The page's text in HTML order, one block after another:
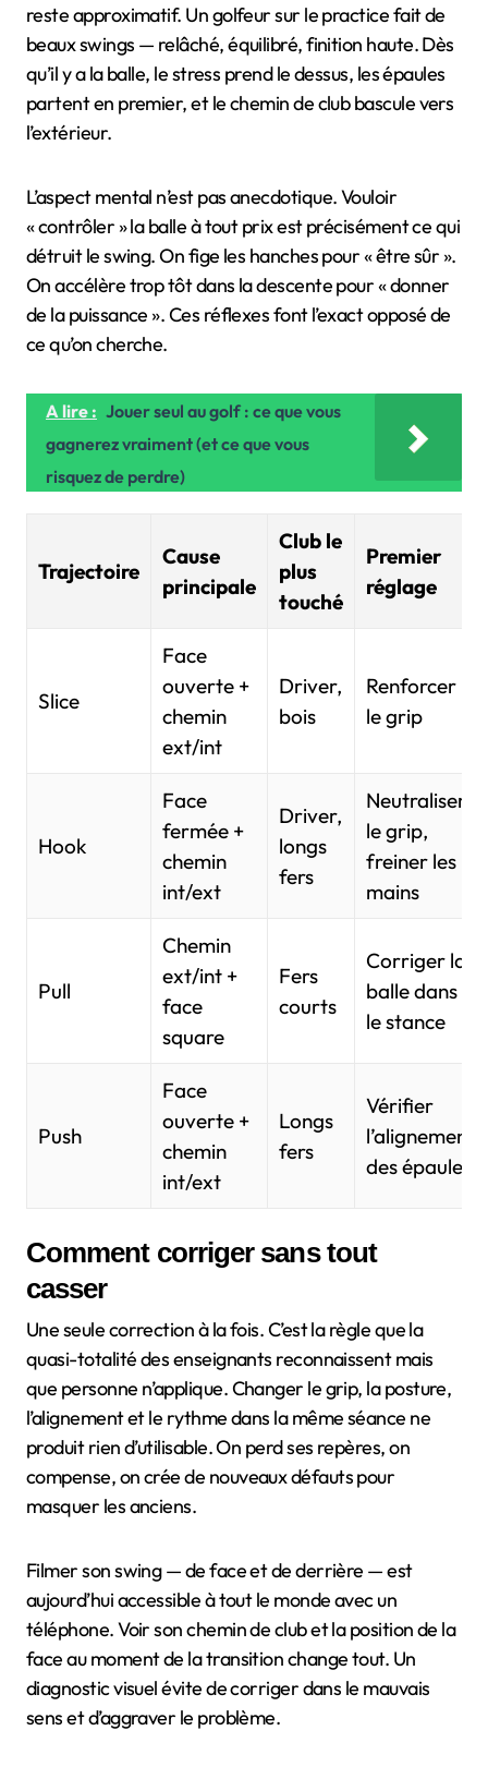
reste approximatif. Un golfeur sur le practice fait de
beaux swings — relâché, équilibré, finition haute. Dès
qu’il y a la balle, le stress prend le dessus, les épaules
partent en premier, et le chemin de club bascule vers
l’extérieur.
L’aspect mental n’est pas anecdotique. Vouloir
« contrôler » la balle à tout prix est précisément ce qui
détruit le swing. On fige les hanches pour « être sûr ».
On accélère trop tôt dans la descente pour « donner
de la puissance ». Ces réflexes font l’exact opposé de
ce qu’on cherche.
A lire : Jouer seul au golf : ce que vous
gagnerez vraiment (et ce que vous
risquez de perdre)
Trajectoire
Cause
principale
Club le
plus
touché
Premier
réglage
Slice
Face
ouverte +
chemin
ext/int
Driver,
bois
Renforcer
le grip
Hook
Face
fermée +
chemin
int/ext
Driver,
longs
fers
Neutraliser
le grip,
freiner les
mains
Pull
Chemin
ext/int +
face
square
Fers
courts
Corriger la
balle dans
le stance
Push
Face
ouverte +
chemin
int/ext
Longs
fers
Vérifier
l’alignement
des épaules
Comment corriger sans tout
casser
Une seule correction à la fois. C’est la règle que la
quasi-totalité des enseignants reconnaissent mais
que personne n’applique. Changer le grip, la posture,
l’alignement et le rythme dans la même séance ne
produit rien d’utilisable. On perd ses repères, on
compense, on crée de nouveaux défauts pour
masquer les anciens.
Filmer son swing — de face et de derrière — est
aujourd’hui accessible à tout le monde avec un
téléphone. Voir son chemin de club et la position de la
face au moment de la transition change tout. Un
diagnostic visuel évite de corriger dans le mauvais
sens et d’aggraver le problème.